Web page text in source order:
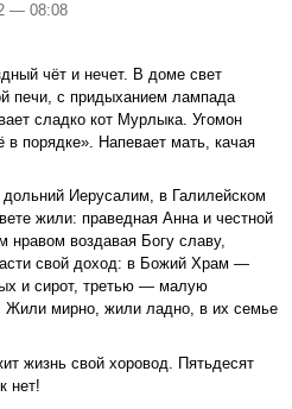
— 08:08
чёт и нечет. В доме свет
печи, с придыханием лампада
сладко кот Мурлыка. Угомон
порядке». Напевает мать, качая
дольний Иерусалим, в Галилейском
жили: праведная Анна и честной
воздавая Богу славу,
свой доход: в Божий Храм —
и сирот, третью — малую
Жили мирно, жили ладно, в их семье
жизнь свой хоровод. Пятьдесят
нет!